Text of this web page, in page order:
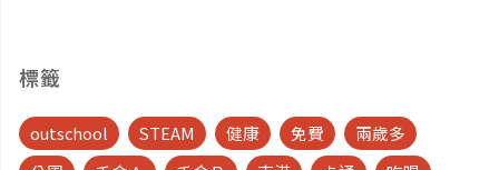
標籤
outschool STEAM 健康 免費
兩歲多